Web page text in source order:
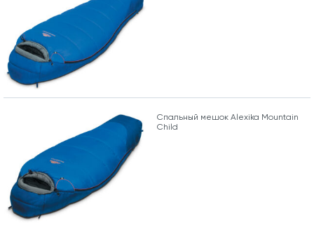
Спальный мешок Alexika Mountain
Child